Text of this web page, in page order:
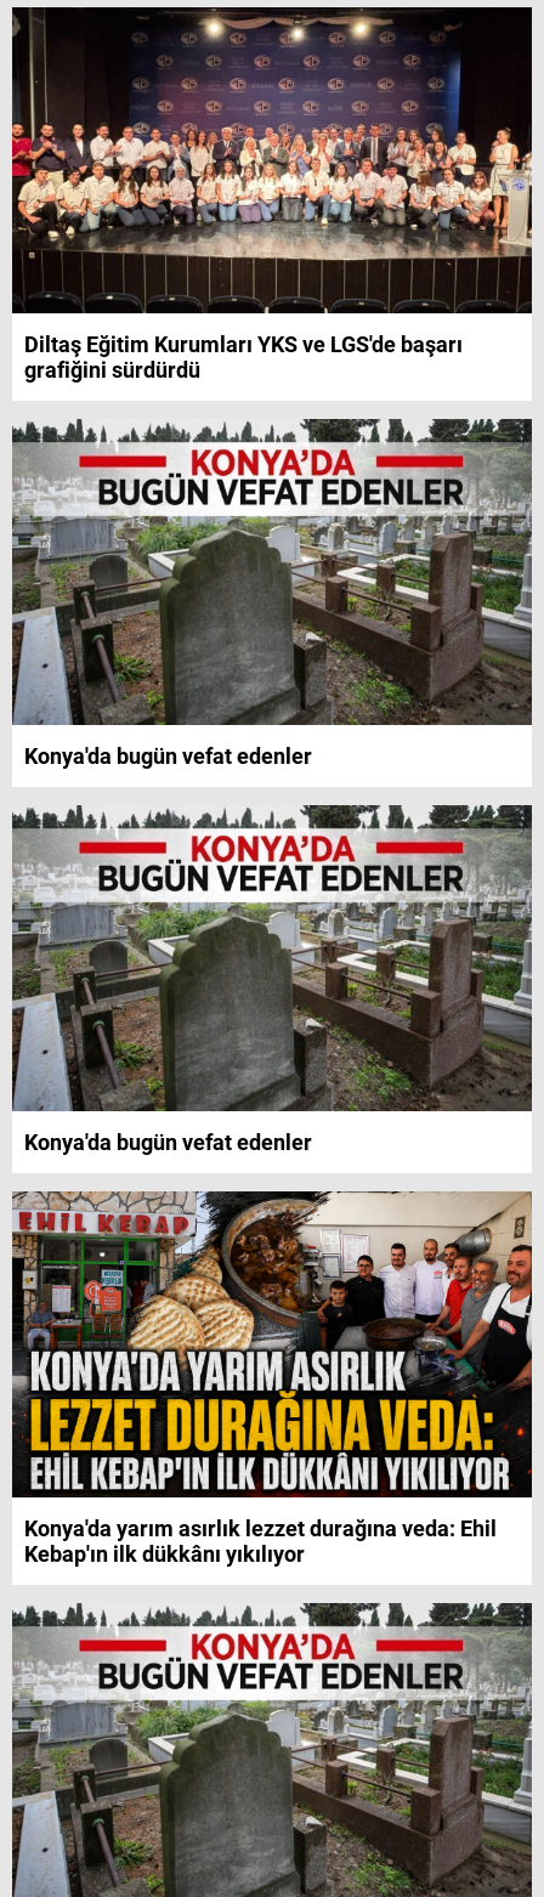
Diltaş Eğitim Kurumları YKS ve LGS'de başarı
grafiğini sürdürdü
Konya'da bugün vefat edenler
Konya'da bugün vefat edenler
Konya'da yarım asırlık lezzet durağına veda: Ehil
Kebap'ın ilk dükkânı yıkılıyor